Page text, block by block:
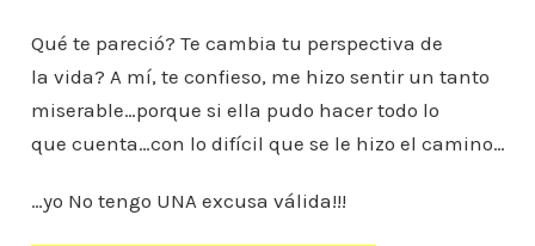
Qué te pareció? Te cambia tu perspectiva de
la vida? A mí, te confieso, me hizo sentir un tanto
miserable…porque si ella pudo hacer todo lo
que cuenta…con lo difícil que se le hizo el camino…
…yo No tengo UNA excusa válida!!!